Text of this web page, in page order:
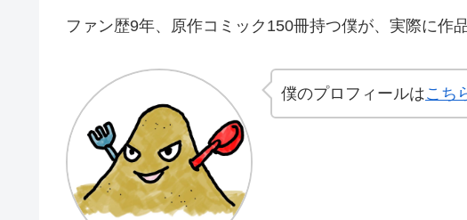
ファン歴9年、原作コミック150冊持つ僕が、実際に作
僕のプロフィールはこち